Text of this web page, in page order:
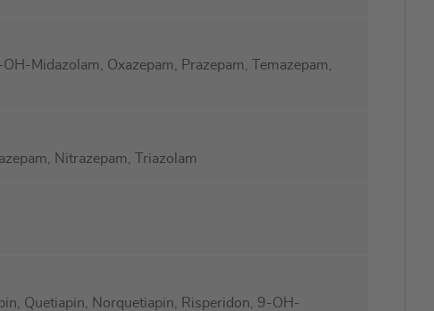
Midazolam, Oxazepam, Prazepam, Temazepam,
Nitrazepam, Triazolam
Quetiapin, Norquetiapin, Risperidon, 9-OH-